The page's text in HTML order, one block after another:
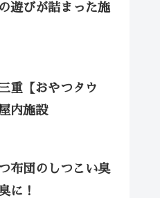
遊びが詰まった施
重【おやつタウ
内施設
布団のしつこい臭
に！